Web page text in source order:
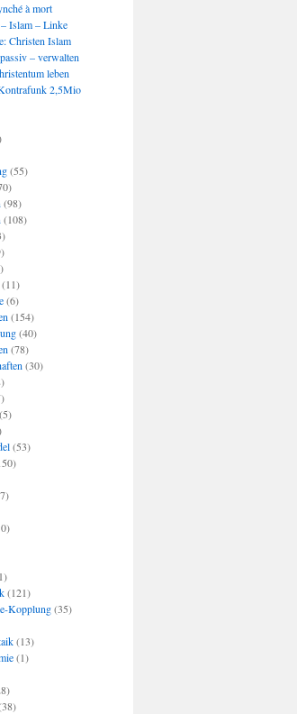
à mort
Islam – Linke
Christen Islam
– verwalten
leben
2,5Mio
(55)
(98)
(108)
(6)
(154)
(40)
(78)
(30)
(53)
(121)
Kopplung(35)
(13)
(1)